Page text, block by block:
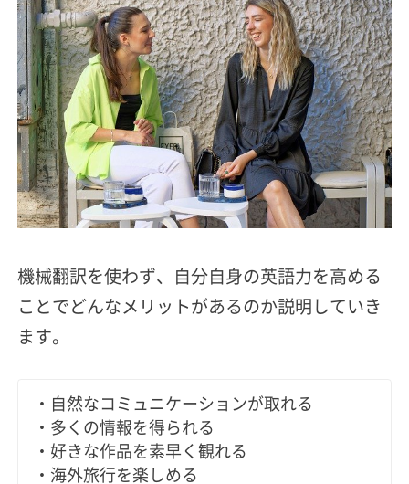
機械翻訳を使わず、自分自身の英語力を高める
ことでどんなメリットがあるのか説明していき
ます。
・自然なコミュニケーションが取れる
・多くの情報を得られる
・好きな作品を素早く観れる
・海外旅行を楽しめる